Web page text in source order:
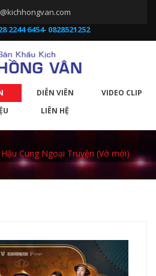
2244 6454- 0828521252
DIỄN VIÊN
VIDEO CLIP
LIÊN HỆ
Hậu Cung Ngoại Truyện (Vở mới)